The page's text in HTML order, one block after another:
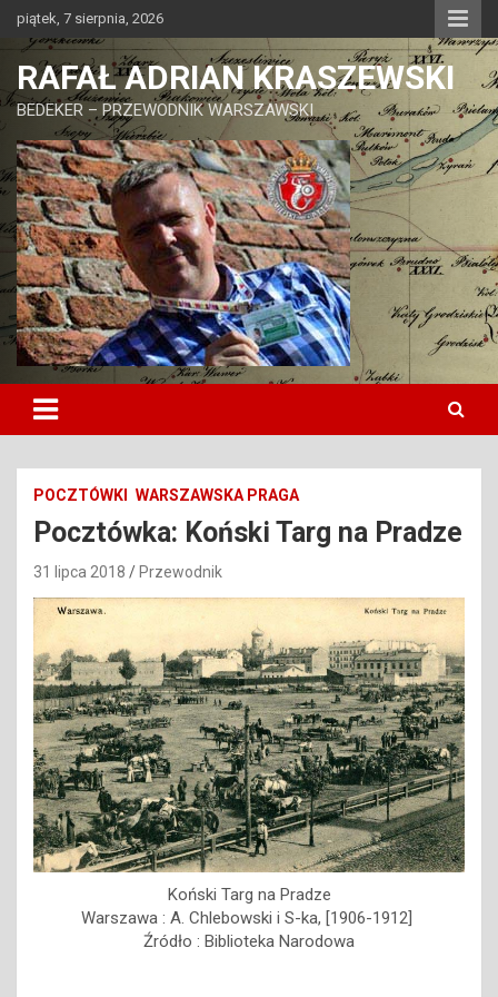
Skip
content
piątek, 7 sierpnia, 2026
RAFAŁ ADRIAN KRASZEWSKI
BEDEKER – PRZEWODNIK WARSZAWSKI
POCZTÓWKI WARSZAWSKA PRAGA
Pocztówka: Koński Targ na Pradze
31 lipca 2018 Przewodnik
Koński Targ na Pradze
Warszawa : A. Chlebowski i S-ka, [1906-1912]
Źródło : Biblioteka Narodowa